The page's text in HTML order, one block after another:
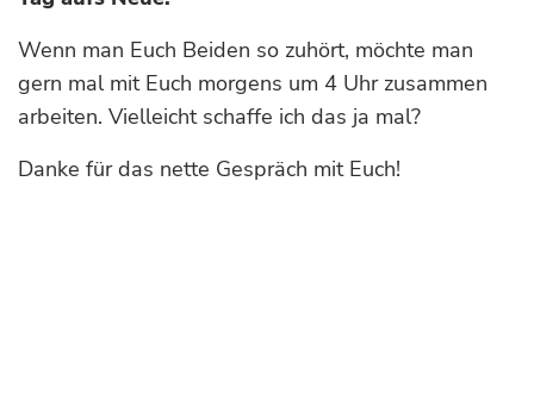
Wenn man Euch Beiden so zuhört, möchte man
gern mal mit Euch morgens um 4 Uhr zusammen
arbeiten. Vielleicht schaffe ich das ja mal?
Danke für das nette Gespräch mit Euch!